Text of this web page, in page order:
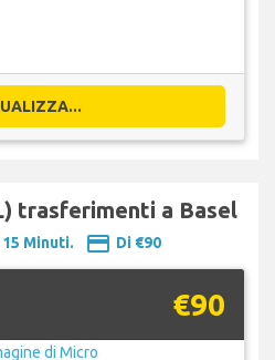
trasferimenti a Basel
15 Minuti. payment Di €90
€90